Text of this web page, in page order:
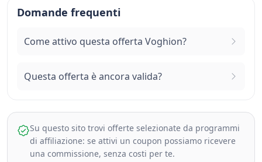
Domande frequenti
Come attivo questa offerta Voghion?
Questa offerta è ancora valida?
Su questo sito trovi offerte selezionate da programmi
di affiliazione: se attivi un coupon possiamo ricevere
una commissione, senza costi per te.